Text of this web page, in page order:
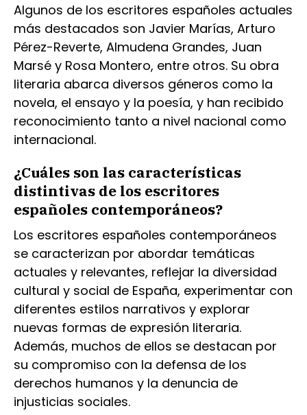
Algunos de los escritores españoles actuales
más destacados son Javier Marías, Arturo
Pérez-Reverte, Almudena Grandes, Juan
Marsé y Rosa Montero, entre otros. Su obra
literaria abarca diversos géneros como la
novela, el ensayo y la poesía, y han recibido
reconocimiento tanto a nivel nacional como
internacional.
¿Cuáles son las características
distintivas de los escritores
españoles contemporáneos?
Los escritores españoles contemporáneos
se caracterizan por abordar temáticas
actuales y relevantes, reflejar la diversidad
cultural y social de España, experimentar con
diferentes estilos narrativos y explorar
nuevas formas de expresión literaria.
Además, muchos de ellos se destacan por
su compromiso con la defensa de los
derechos humanos y la denuncia de
injusticias sociales.